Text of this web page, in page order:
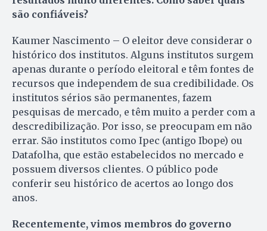
são confiáveis?
Kaumer Nascimento – O eleitor deve considerar o
histórico dos institutos. Alguns institutos surgem
apenas durante o período eleitoral e têm fontes de
recursos que independem de sua credibilidade. Os
institutos sérios são permanentes, fazem
pesquisas de mercado, e têm muito a perder com a
descredibilização. Por isso, se preocupam em não
errar. São institutos como Ipec (antigo Ibope) ou
Datafolha, que estão estabelecidos no mercado e
possuem diversos clientes. O público pode
conferir seu histórico de acertos ao longo dos
anos.
Recentemente, vimos membros do governo